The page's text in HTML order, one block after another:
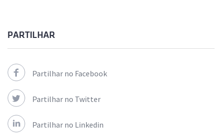
PARTILHAR
Partilhar no Facebook
Partilhar no Twitter
Partilhar no Linkedin